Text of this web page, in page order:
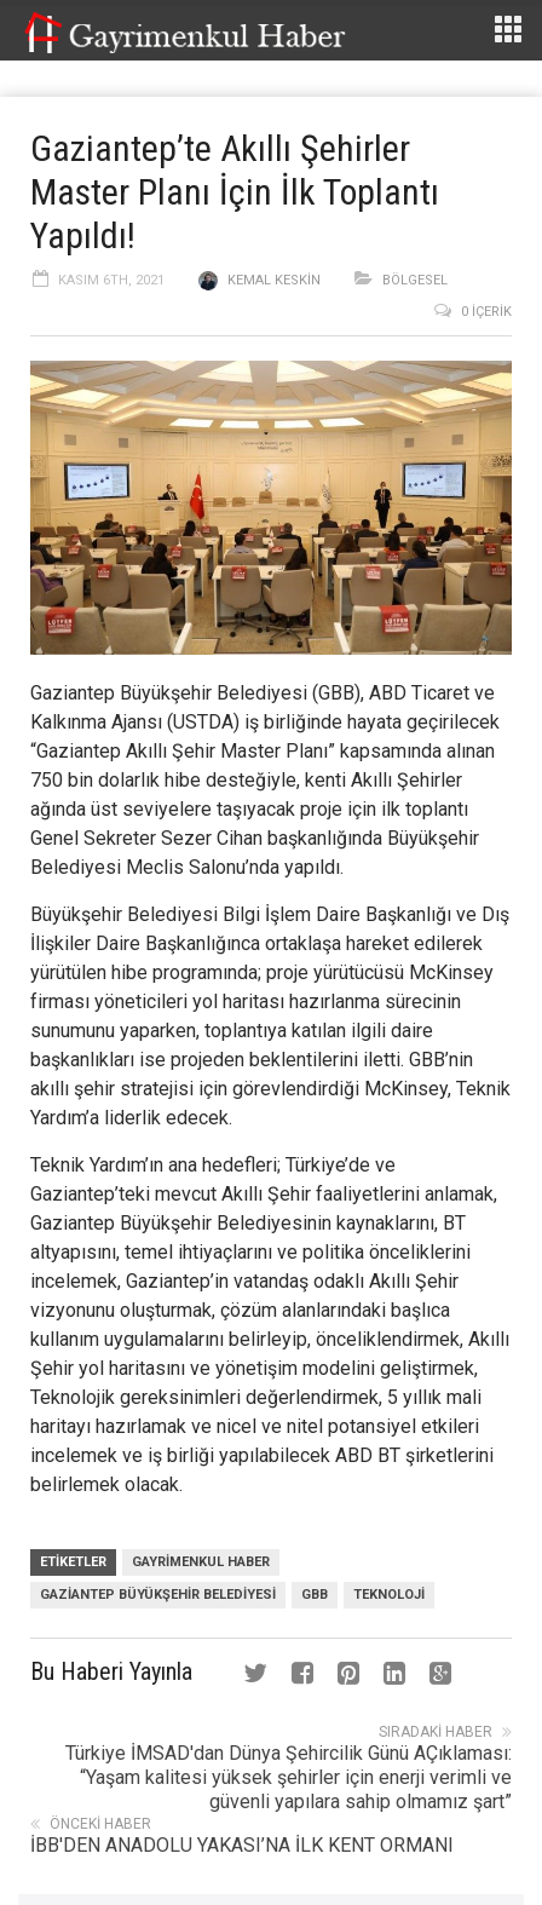
Gaziantep’te Akıllı Şehirler
Master Planı İçin İlk Toplantı
Yapıldı!
KASIM 6TH, 2021 KEMAL KESKIN
BÖLGESEL
0 İÇERIK
Gaziantep Büyükşehir Belediyesi (GBB), ABD Ticaret ve
Kalkınma Ajansı (USTDA) iş birliğinde hayata geçirilecek
“Gaziantep Akıllı Şehir Master Planı” kapsamında alınan
750 bin dolarlık hibe desteğiyle, kenti Akıllı Şehirler
ağında üst seviyelere taşıyacak proje için ilk toplantı
Genel Sekreter Sezer Cihan başkanlığında Büyükşehir
Belediyesi Meclis Salonu’nda yapıldı.
Büyükşehir Belediyesi Bilgi İşlem Daire Başkanlığı ve Dış
İlişkiler Daire Başkanlığınca ortaklaşa hareket edilerek
yürütülen hibe programında; proje yürütücüsü McKinsey
firması yöneticileri yol haritası hazırlanma sürecinin
sunumunu yaparken, toplantıya katılan ilgili daire
başkanlıkları ise projeden beklentilerini iletti. GBB’nin
akıllı şehir stratejisi için görevlendirdiği McKinsey, Teknik
Yardım’a liderlik edecek.
Teknik Yardım’ın ana hedefleri; Türkiye’de ve
Gaziantep’teki mevcut Akıllı Şehir faaliyetlerini anlamak,
Gaziantep Büyükşehir Belediyesinin kaynaklarını, BT
altyapısını, temel ihtiyaçlarını ve politika önceliklerini
incelemek, Gaziantep’in vatandaş odaklı Akıllı Şehir
vizyonunu oluşturmak, çözüm alanlarındaki başlıca
kullanım uygulamalarını belirleyip, önceliklendirmek, Akıllı
Şehir yol haritasını ve yönetişim modelini geliştirmek,
Teknolojik gereksinimleri değerlendirmek, 5 yıllık mali
haritayı hazırlamak ve nicel ve nitel potansiyel etkileri
incelemek ve iş birliği yapılabilecek ABD BT şirketlerini
belirlemek olacak.
ETIKETLER GAYRIMENKUL HABER
GAZIANTEP BÜYÜKŞEHIR BELEDIYESI GBB TEKNOLOJI
Bu Haberi Yayınla
SIRADAKI HABER
Türkiye İMSAD'dan Dünya Şehircilik Günü AÇıklaması:
“Yaşam kalitesi yüksek şehirler için enerji verimli ve
güvenli yapılara sahip olmamız şart”
ÖNCEKI HABER
İBB'DEN ANADOLU YAKASI’NA İLK KENT ORMANI